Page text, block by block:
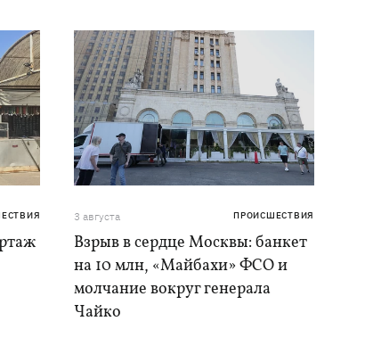
3 августа ПРОИСШЕСТВИЯ
Взрыв в сердце Москвы: банкет
на 10 млн, «Майбахи» ФСО и
молчание вокруг генерала
Чайко